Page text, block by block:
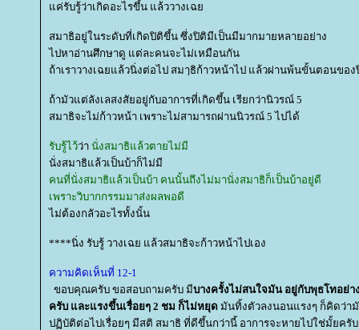
ค่รับรู้ว่าเกิดอะไรขึ้น แล้ววางเฉ
สมาธิอยู่ในระดับที่เกิดปิติขึ้น ซึ่งปิติมีเป็นมีมากมายหลายอย่าง
ไปหาอ่านศึกษาดู แต่ละคนจะไม่เหมือนกัน
ถ้าเราวางเฉยแล้วนิ่งต่อไป สมาฺธิก้าวหน้าไป แล้วผ่านพ้นขั้นตอนของ
ถ้ามัวแต่ลังเลสงสัยอยู่กับอาการที่เกิดขึ้น เรียกว่านิวรณ์ 5
สมาธิจะไม่ก้าวหน้า เพราะไม่สามารถผ่านนิวรณ์ 5 ไปได้
รับรู้ไว้ว่า นั่งสมาธิแล้วตายไม่มี
นั่งสมาธิแล้วเป็นบ้าก็ไม่มี
คนที่นั่งสมาธิแล้วเป็นบ้า คนนั้นถึงไม่มานั่งสมาธิก็เป็นบ้าอยู่ดี
เพราะวิบากกรรมมาส่งผลพอดี
ไม่ต้องกลัวอะไรทั้งนั้น
****นิ่ง รับรู้ วางเฉย แล้วสมาธิจะก้าวหน้าไปเอง
ความคิดเห็นที่ 12-1
ขอบคุณครับ ขอสอบถามครับ มีบางครั้งไม่สนใจมัน อยู่กับพุธโทอย่
ครับ และแรงขึ้นเรื่อยๆ 2 ชม ก็ไม่หยุด มันทิ้งตัวลงนอนแรงๆ ก็คิดว่า
ปฏิบัติต่อไปเรื่อยๆ มีสติ สมาธิ ที่ดีขึ้นกว่านี้ อาการจะหายไปใช่มั้ยครั